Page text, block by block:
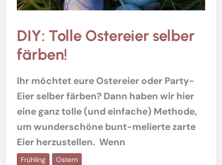
DIY: Tolle Ostereier selber
färben!
Ihr möchtet eure Ostereier oder Party-
Eier selber färben? Dann haben wir hier
eine ganz tolle (und einfache) Methode,
um wunderschöne bunt-melierte zarte
Eier herzustellen. Wenn
Frühling Ostern